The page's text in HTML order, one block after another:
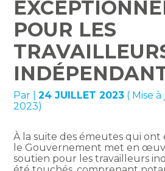
POUR LES
Par |24 JUILLET 2023 ( Mise
2023)
À la suite des émeutes qui ont
le Gouvernement met en
soutien pour les travailleurs